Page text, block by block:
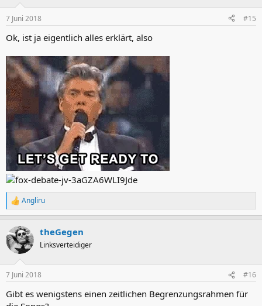
e
:
7 Juni 2018 #15
Ok, ist ja eigentlich alles erklärt, also
R
e
k
t
i
e
:
Angliru
theGegen
Linksverteidiger
7 Juni 2018 #16
Gibt es wenigstens einen zeitlichen Begrenzungsrahmen für